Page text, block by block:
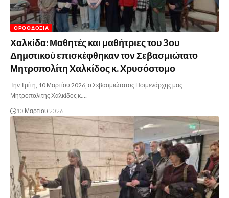
ΟΡΘΟΔΟΞΊΑ
Χαλκίδα: Μαθητές και μαθήτριες του 3ου
Δημοτικού επισκέφθηκαν τον Σεβασμιώτατο
Μητροπολίτη Χαλκίδος κ. Χρυσόστομο
Την Τρίτη, 10 Μαρτίου 2026, ο Σεβασμιώτατος Ποιμενάρχης μας
Μητροπολίτης Χαλκίδος κ.…
10 Μαρτίου 2026